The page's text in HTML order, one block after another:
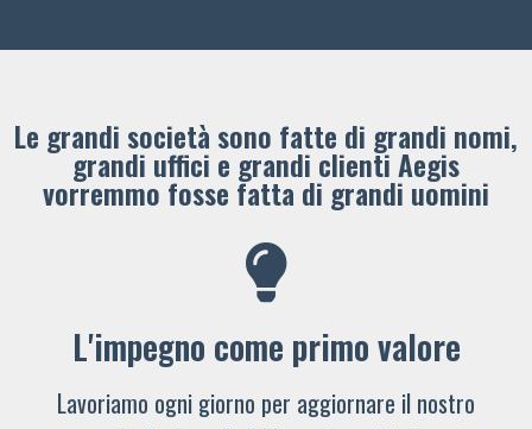
Le grandi società sono fatte di grandi nomi,
grandi uffici e grandi clienti ​Aegis
vorremmo fosse fatta di grandi uomini
L'impegno come primo valore
Lavoriamo ogni giorno per aggiornare il nostro